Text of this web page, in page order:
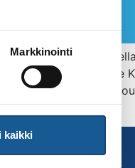
Markkinointi
kaikki
helmikuun
nosti kiertuetta esille
tärkeimmät olivat